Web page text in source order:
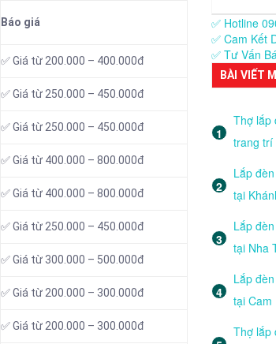
Báo giá
✅ Giá từ 200.000 – 400.000đ
✅ Giá từ 250.000 – 450.000đ
✅ Giá từ 250.000 – 450.000đ
✅ Giá từ 400.000 – 800.000đ
✅ Giá từ 400.000 – 800.000đ
✅ Giá từ 250.000 – 450.000đ
✅ Giá từ 300.000 – 500.000đ
✅ Giá từ 200.000 – 300.000đ
✅ Giá từ 200.000 – 300.000đ
✅ Hotline
✅ Cam Kết
✅ Tư Vấn
BÀI VIẾT
Thợ lắp
trang trí
Lắp
tại
Lắp
tại Nha
Lắp
tại Cam
Thợ lắp